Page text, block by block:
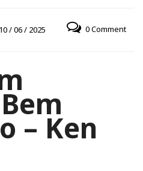
10 / 06 / 2025 0 Comment
– Ken